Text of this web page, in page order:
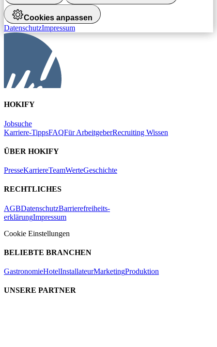
Cookies anpassen
DatenschutzImpressum
HOKIFY
Jobsuche
Karriere-TippsFAQFür ArbeitgeberRecruiting Wissen
ÜBER HOKIFY
PresseKarriereTeamWerteGeschichte
RECHTLICHES
AGBDatenschutzBarrierefreiheits-
erklärungImpressum
Cookie Einstellungen
BELIEBTE BRANCHEN
GastronomieHotelInstallateurMarketingProduktion
UNSERE PARTNER